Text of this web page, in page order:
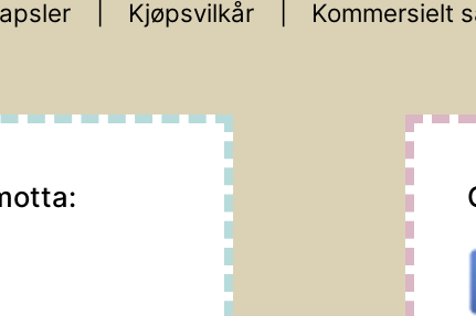
Kjøpsvilkår Kommersielt